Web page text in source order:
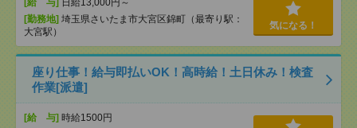
[給 与] 日給13,000円～
[勤務地] 埼玉県さいたま市大宮区錦町（最寄り駅：
大宮駅）
気になる！
座り仕事！給与即払いOK！高時給！土日休み！検査
作業[派遣]
[給 与] 時給1500円